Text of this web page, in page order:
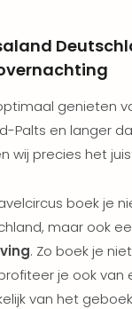
genieten
Palts en langer
wij precies het
boek je
maar ook
. Zo boek je
je ook van
van het